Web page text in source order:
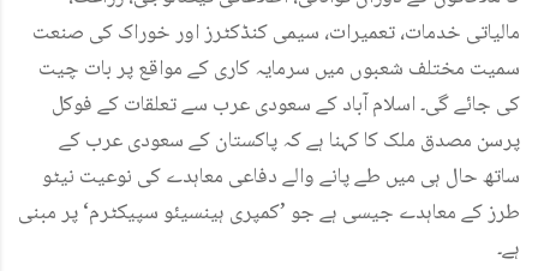
مالیاتی خدمات، تعمیرات، سیمی کنڈکٹرز اور خوراک کی صنعت
سمیت مختلف شعبوں میں سرمایہ کاری کے مواقع پر بات چیت
کی جائے گی۔ اسلام آباد کے سعودی عرب سے تعلقات کے فوکل
پرسن مصدق ملک کا کہنا ہے کہ پاکستان کے سعودی عرب کے
ساتھ حال ہی میں طے پانے والے دفاعی معاہدے کی نوعیت نیٹو
طرز کے معاہدے جیسی ہے جو ’کمپری ہینسیئو سپیکٹرم‘ پر مبنی
ہے۔